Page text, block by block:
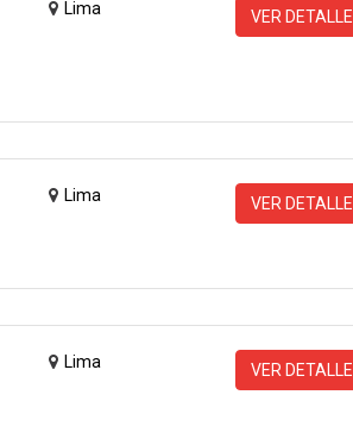
Lima VER DETALLE
Lima VER DETALLE
Lima VER DETALLE